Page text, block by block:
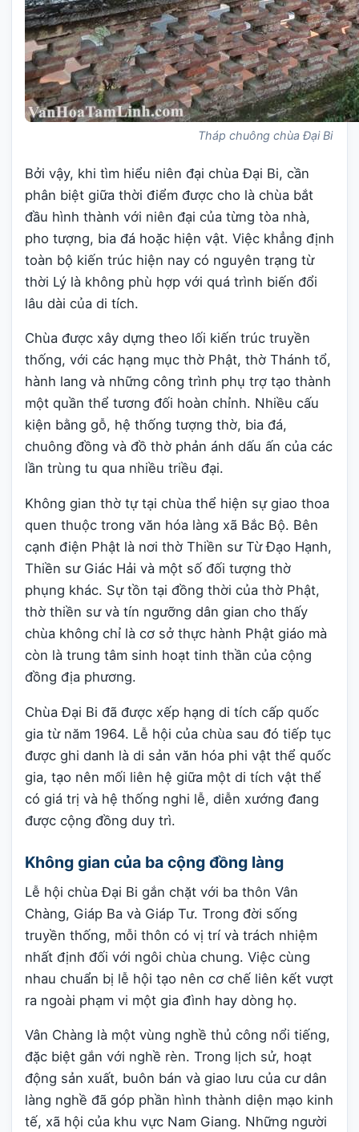
Tháp chuông chùa Đại Bi
Bởi vậy, khi tìm hiểu niên đại chùa Đại Bi, cần
phân biệt giữa thời điểm được cho là chùa bắt
đầu hình thành với niên đại của từng tòa nhà,
pho tượng, bia đá hoặc hiện vật. Việc khẳng định
toàn bộ kiến trúc hiện nay có nguyên trạng từ
thời Lý là không phù hợp với quá trình biến đổi
lâu dài của di tích.
Chùa được xây dựng theo lối kiến trúc truyền
thống, với các hạng mục thờ Phật, thờ Thánh tổ,
hành lang và những công trình phụ trợ tạo thành
một quần thể tương đối hoàn chỉnh. Nhiều cấu
kiện bằng gỗ, hệ thống tượng thờ, bia đá,
chuông đồng và đồ thờ phản ánh dấu ấn của các
lần trùng tu qua nhiều triều đại.
Không gian thờ tự tại chùa thể hiện sự giao thoa
quen thuộc trong văn hóa làng xã Bắc Bộ. Bên
cạnh điện Phật là nơi thờ Thiền sư Từ Đạo Hạnh,
Thiền sư Giác Hải và một số đối tượng thờ
phụng khác. Sự tồn tại đồng thời của thờ Phật,
thờ thiền sư và tín ngưỡng dân gian cho thấy
chùa không chỉ là cơ sở thực hành Phật giáo mà
còn là trung tâm sinh hoạt tinh thần của cộng
đồng địa phương.
Chùa Đại Bi đã được xếp hạng di tích cấp quốc
gia từ năm 1964. Lễ hội của chùa sau đó tiếp tục
được ghi danh là di sản văn hóa phi vật thể quốc
gia, tạo nên mối liên hệ giữa một di tích vật thể
có giá trị và hệ thống nghi lễ, diễn xướng đang
được cộng đồng duy trì.
Không gian của ba cộng đồng làng
Lễ hội chùa Đại Bi gắn chặt với ba thôn Vân
Chàng, Giáp Ba và Giáp Tư. Trong đời sống
truyền thống, mỗi thôn có vị trí và trách nhiệm
nhất định đối với ngôi chùa chung. Việc cùng
nhau chuẩn bị lễ hội tạo nên cơ chế liên kết vượt
ra ngoài phạm vi một gia đình hay dòng họ.
Vân Chàng là một vùng nghề thủ công nổi tiếng,
đặc biệt gắn với nghề rèn. Trong lịch sử, hoạt
động sản xuất, buôn bán và giao lưu của cư dân
làng nghề đã góp phần hình thành diện mạo kinh
tế, xã hội của khu vực Nam Giang. Những người